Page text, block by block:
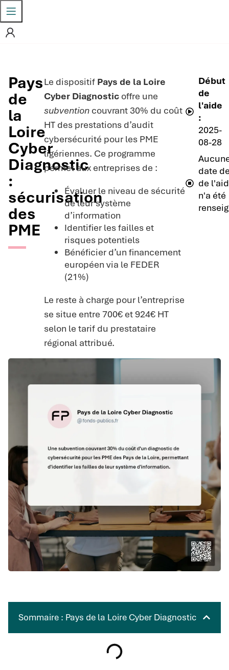
Pays
de
la
Loire
Cyber
Diagnostic
:
sécurisation
des
PME
Le dispositif Pays de la Loire
Cyber Diagnostic offre une
subvention couvrant 30% du coût
HT des prestations d’audit
cybersécurité pour les PME
ligériennes. Ce programme
permet aux entreprises de :
Évaluer le niveau de sécurité
de leur système
d’information
Identifier les failles et
risques potentiels
Bénéficier d’un financement
européen via le FEDER
(21%)
Le reste à charge pour l’entreprise
se situe entre 700€ et 924€ HT
selon le tarif du prestataire
régional attribué.
Début
de
l'aide
:
2025-
08-28
date
de
n'a été
Sommaire : Pays de la Loire Cyber Diagnostic